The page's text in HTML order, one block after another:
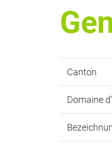
Canton
Domaine